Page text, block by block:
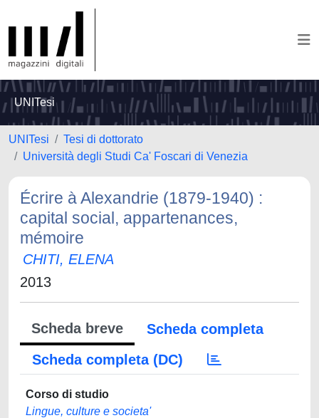
UNITesi
UNITesi
Tesi di dottorato
Università degli Studi Ca' Foscari di Venezia
Écrire à Alexandrie (1879-1940) :
capital social, appartenances,
mémoire
CHITI, ELENA
2013
Scheda breve
Scheda completa
Scheda completa (DC)
Corso di studio
Lingue, culture e societa'